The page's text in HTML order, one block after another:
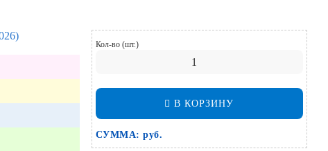
Кол-во (шт.)
В КОРЗИНУ
СУММА: руб.